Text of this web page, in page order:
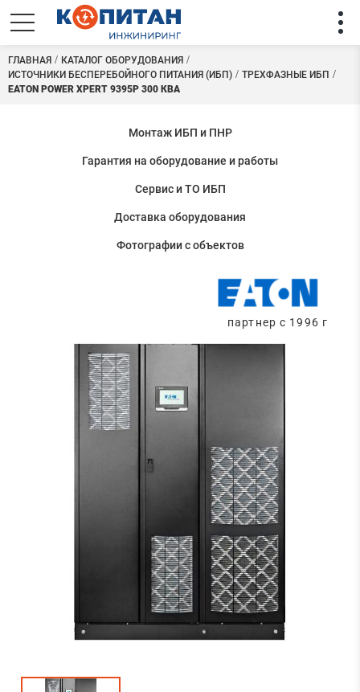
ГЛАВНАЯ
КАТАЛОГ ОБОРУДОВАНИЯ
ИСТОЧНИКИ БЕСПЕРЕБОЙНОГО ПИТАНИЯ (ИБП)
ТРЕХФАЗНЫЕ ИБП
EATON POWER XPERT 9395P 300 КВА
Монтаж ИБП и ПНР
Гарантия на оборудование и работы
Сервис и ТО ИБП
Доставка оборудования
Фотографии с объектов
партнер с 1996 г